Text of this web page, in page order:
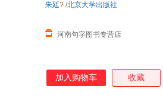
河南句字图书专营店
朱廷? /北京大学出版社
加入购物车 收藏